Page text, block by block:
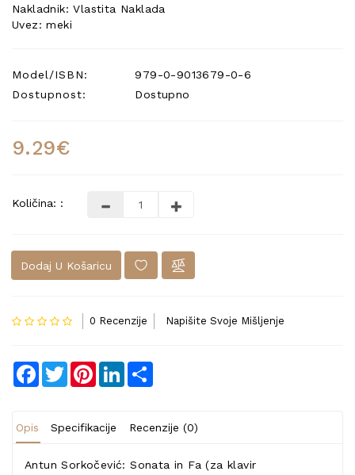
Nakladnik: Vlastita Naklada
Uvez: meki
Model/ISBN:
979-0-9013679-0-6
Dostupnost:
Dostupno
9.29€
Količina: :
Dodaj U Košaricu
0 Recenzije Napišite Svoje Mišljenje
Facebook
TwitterPinterestLinkedIn
Opis Specifikacije Recenzije (0)
Antun Sorkočević: Sonata in Fa (za klavir